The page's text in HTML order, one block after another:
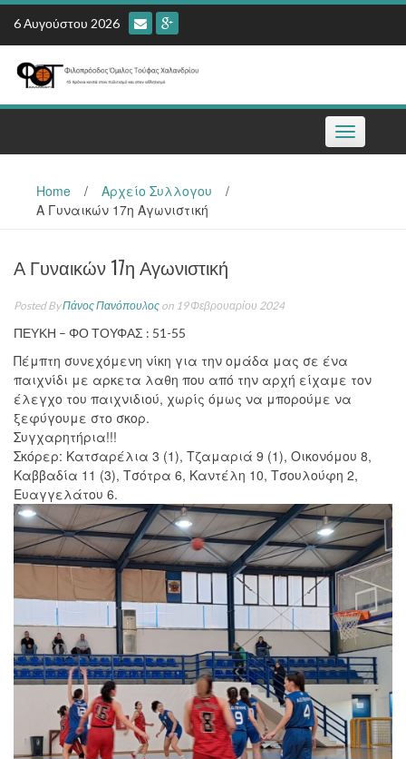
Skip
content
6 Αυγούστου 2026
Toggle
navigation
Home / Αρχείο Συλλογου
/
Α Γυναικών 17η Αγωνιστική
Α Γυναικών 17η Αγωνιστική
Posted ByΠάνος Πανόπουλος on 19 Φεβρουαρίου 2024
ΠΕΥΚΗ – ΦΟ ΤΟΥΦΑΣ : 51-55
Πέμπτη συνεχόμενη νίκη για την ομάδα μας σε ένα
παιχνίδι με αρκετα λαθη που από την αρχή είχαμε τον
έλεγχο του παιχνιδιού, χωρίς όμως να μπορούμε να
ξεφύγουμε στο σκορ.
Συγχαρητήρια!!!
Σκόρερ: Κατσαρέλια 3 (1), Τζαμαριά 9 (1), Οικονόμου 8,
Καββαδία 11 (3), Τσότρα 6, Καντέλη 10, Τσουλούφη 2,
Ευαγγελάτου 6.